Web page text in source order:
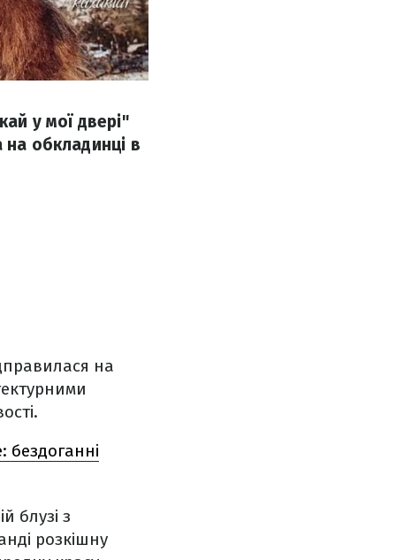
у мої двері"
обкладинці в
на
бездоганні
блузі з
розкішну